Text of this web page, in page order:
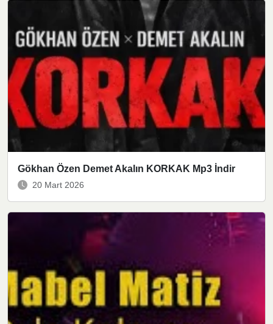
Gökhan Özen Demet Akalın KORKAK Mp3 İndir
20 Mart 2026